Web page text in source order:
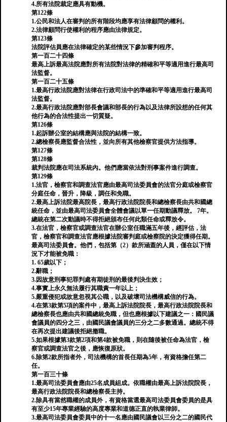
4.所有法院裁定應具有動機。
第122條
1.公民和法人在審判的所有階段均應享有法律顧問的權利。
2.法律顧問行使權利的程序應由法律規定。
第123條
法院評估員應在法律確定的某些情況下參加審判程序。
第一百二十四條
最高上訴最高法院應對所有法院對法律的精確和平等適用進行最高司
法監督。
第一百二十五條
1.最高行政法院應對法律在行政司法中的準確和平等適用進行最高司
法監督。
2.最高行政法院應對部長會議和部長的行為以及法律所設想的任何其
他行為的合法性提出一切質疑。
第126條
1.起訴辦公室的結構應與法院的結構一致。
2.總檢察長應監督合法性，並向所有其他檢察官提供方法指導。
第127條
第128條
裁判法院應在司法系統內。他們應當依法對刑事案件進行調查。
第129條
1.法官，檢察官和調查法官應由最高司法委員會的法官分庭或檢察官
分庭任命，晉升，降級，調任和免職。
2.最高上訴法院最高院長，最高行政法院院長和總檢察長由共和國總
統任命，並由最高司法委員會全體會議以單一任期動議釋放。 7年。
總統在第二次動議時不得拒絕頒布任何此類任命或釋放令。
3.在法官，檢察官或調查法官在辦公室任職滿五年後，經評估，法
官，檢察官和調查法官應根據法院審判庭或檢察院的決定獲得任期。
最高司法委員會。他們，包括第（2）款所涵蓋的人員，僅在以下情
況下才能被免職：
1. 65歲以下；
2.辭職；
3.因故意刑事犯罪判處有期徒刑的最後判決生效；
4.事實上永久無法履行其職責一年以上；
5.嚴重侵犯或故意忽視其公職，以及破壞司法機構威信的行為。
4.在第3款第5項的案件中，最高上訴法院院長，最高行政法院院長和
總檢察長也應由共和國總統免職，但也應根據以下建議之一：國民議
會議員的四分之三，由國民議會議員的三分之二多數通過。總統不得
在再次提出建議後拒絕撤職。
5.如果根據第3款第2項和第4款被免職，則在隨後被任命為法官，檢
察官或調查法官之後，應恢復原狀。
6.除第2款所指者外，司法機構的首長任期為5年，有資格擔任第二
任。
第一百三十條
1.最高司法委員會應由25名成員組成。依職權由最高上訴法院院長，
最高行政法院院長和總檢察長主持。
2.除具有當然職權的成員外，有資格當選最高司法委員會委員的是具
有至少15年專業經驗的高度專業和道德正直的執業律師。
3.最高司法委員會委員中的十一名應由國民議會以三分之二的國民代